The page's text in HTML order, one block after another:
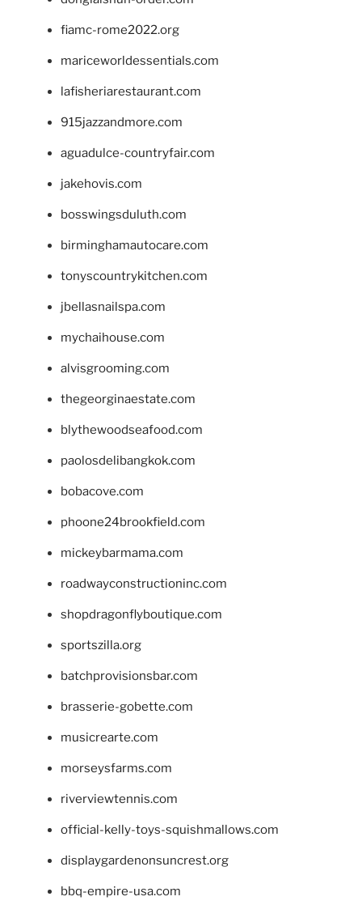
fiamc-rome2022.org
mariceworldessentials.com
lafisheriarestaurant.com
915jazzandmore.com
aguadulce-countryfair.com
jakehovis.com
bosswingsduluth.com
birminghamautocare.com
tonyscountrykitchen.com
jbellasnailspa.com
mychaihouse.com
alvisgrooming.com
thegeorginaestate.com
blythewoodseafood.com
paolosdelibangkok.com
bobacove.com
phoone24brookfield.com
mickeybarmama.com
roadwayconstructioninc.com
shopdragonflyboutique.com
sportszilla.org
batchprovisionsbar.com
brasserie-gobette.com
musicrearte.com
morseysfarms.com
riverviewtennis.com
official-kelly-toys-squishmallows.com
displaygardenonsuncrest.org
bbq-empire-usa.com